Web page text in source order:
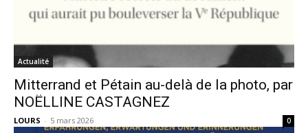
Actualité
Mitterrand et Pétain au-delà de la photo, par
NOËLLINE CASTAGNEZ
LOURS - 5 mars 2026 0